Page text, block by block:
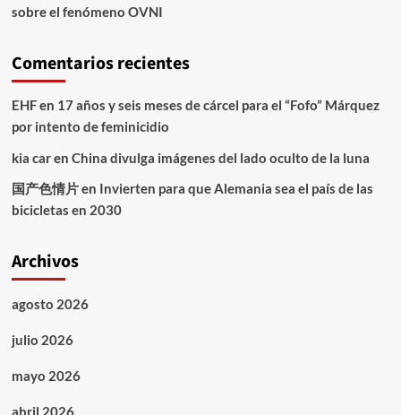
sobre el fenómeno OVNI
Comentarios recientes
EHFen 17 años y seis meses de cárcel para el “Fofo” Márquez
por intento de feminicidio
kia caren China divulga imágenes del lado oculto de la luna
国产色情片en Invierten para que Alemania sea el país de las
bicicletas en 2030
Archivos
agosto 2026
julio 2026
mayo 2026
abril 2026